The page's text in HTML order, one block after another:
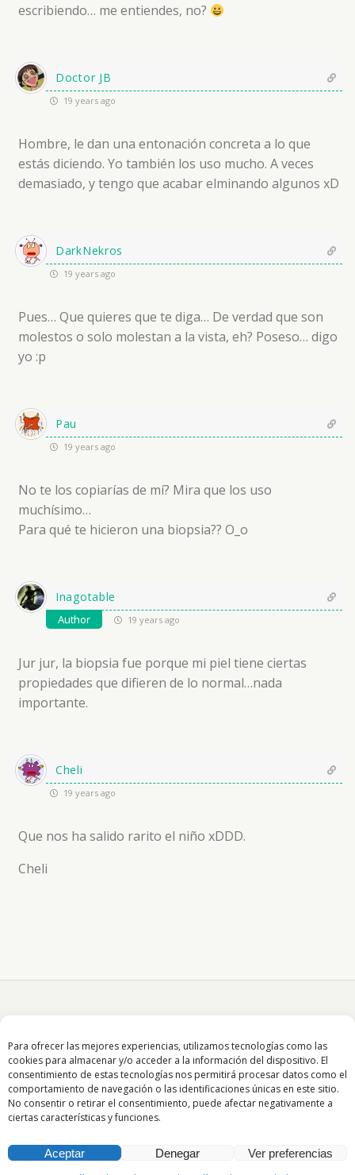
Para ofrecer las mejores experiencias, utilizamos tecnologías como las
cookies para almacenar y/o acceder a la información del dispositivo. El
consentimiento de estas tecnologías nos permitirá procesar datos como el
comportamiento de navegación o las identificaciones únicas en este sitio.
No consentir o retirar el consentimiento, puede afectar negativamente a
ciertas características y funciones.
Aceptar Denegar
Ver preferencias
escribiendo… me entiendes, no?
Doctor JB
19 years ago
Hombre, le dan una entonación concreta a lo que
estás diciendo. Yo también los uso mucho. A veces
demasiado, y tengo que acabar elminando algunos xD
DarkNekros
19 years ago
Pues… Que quieres que te diga… De verdad que son
molestos o solo molestan a la vista, eh? Poseso… digo
yo :p
Pau
19 years ago
No te los copiarías de mí? Mira que los uso
muchísimo…
Para qué te hicieron una biopsia?? O_o
Inagotable
Author 19 years ago
Jur jur, la biopsia fue porque mi piel tiene ciertas
propiedades que difieren de lo normal…nada
importante.
Cheli
19 years ago
Que nos ha salido rarito el niño xDDD.
Cheli
Volver arriba
Móvil
All content Copyright InaGotable